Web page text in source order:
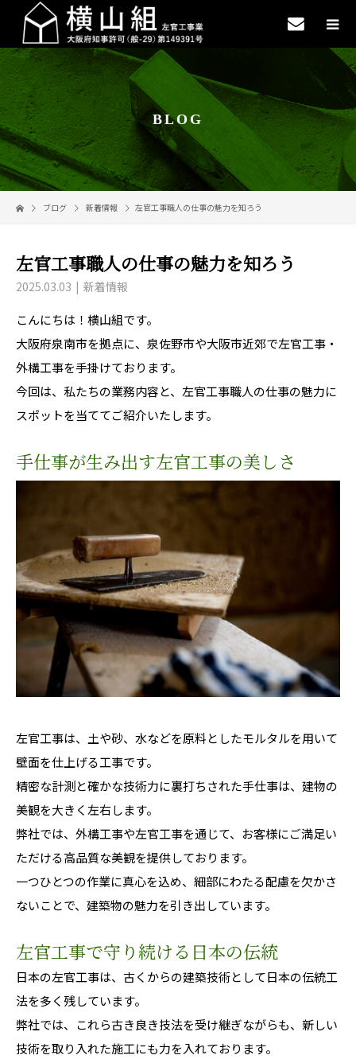
BLOG
ブログ 新着情報 左官工事職人の仕事の魅力を知ろう
左官工事職人の仕事の魅力を知ろう
2025.03.03 新着情報
こんにちは！横山組です。
大阪府泉南市を拠点に、泉佐野市や大阪市近郊で左官工事・
外構工事を手掛けております。
今回は、私たちの業務内容と、左官工事職人の仕事の魅力に
スポットを当ててご紹介いたします。
手仕事が生み出す左官工事の美しさ
左官工事は、土や砂、水などを原料としたモルタルを用いて
壁面を仕上げる工事です。
精密な計測と確かな技術力に裏打ちされた手仕事は、建物の
美観を大きく左右します。
弊社では、外構工事や左官工事を通じて、お客様にご満足い
ただける高品質な美観を提供しております。
一つひとつの作業に真心を込め、細部にわたる配慮を欠かさ
ないことで、建築物の魅力を引き出しています。
左官工事で守り続ける日本の伝統
日本の左官工事は、古くからの建築技術として日本の伝統工
法を多く残しています。
弊社では、これら古き良き技法を受け継ぎながらも、新しい
技術を取り入れた施工にも力を入れております。